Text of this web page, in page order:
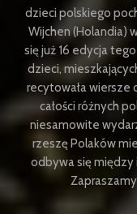
dzieci polskiego
Wijchen (Holandia)
się już 16 edycja
dzieci,
recytowała wiersze
całości różnych
niesamowite
rzeszę Polaków
odbywa się